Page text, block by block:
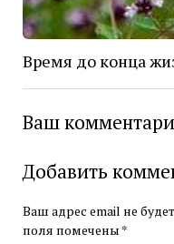
Время до конца
Ваш
Добавить
Ваш адрес email не
поля помечены *